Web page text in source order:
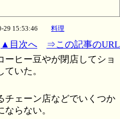
29 15:53:46 料理
▲目次へ
⇒この記事のURL
ーヒー豆やが閉店してショ
いた。
チェーン店などでいくつか
らない。